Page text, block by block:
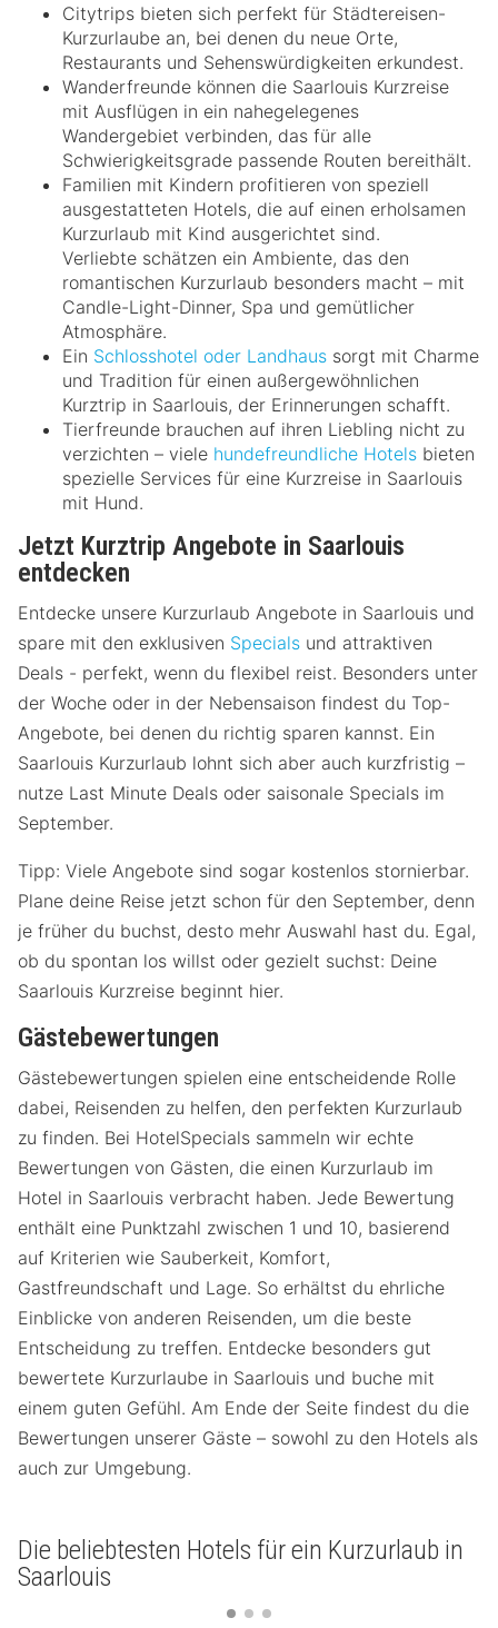
Citytrips bieten sich perfekt für Städtereisen-
Kurzurlaube an, bei denen du neue Orte,
Restaurants und Sehenswürdigkeiten erkundest.
Wanderfreunde können die Saarlouis Kurzreise
mit Ausflügen in ein nahegelegenes
Wandergebiet verbinden, das für alle
Schwierigkeitsgrade passende Routen bereithält.
Familien mit Kindern profitieren von speziell
ausgestatteten Hotels, die auf einen erholsamen
Kurzurlaub mit Kind ausgerichtet sind.
Verliebte schätzen ein Ambiente, das den
romantischen Kurzurlaub besonders macht – mit
Candle-Light-Dinner, Spa und gemütlicher
Atmosphäre.
Ein Schlosshotel oder Landhaus sorgt mit Charme
und Tradition für einen außergewöhnlichen
Kurztrip in Saarlouis, der Erinnerungen schafft.
Tierfreunde brauchen auf ihren Liebling nicht zu
verzichten – viele hundefreundliche Hotels bieten
spezielle Services für eine Kurzreise in Saarlouis
mit Hund.
Jetzt Kurztrip Angebote in Saarlouis
entdecken
Entdecke unsere Kurzurlaub Angebote in Saarlouis und
spare mit den exklusiven Specials und attraktiven
Deals - perfekt, wenn du flexibel reist. Besonders unter
der Woche oder in der Nebensaison findest du Top-
Angebote, bei denen du richtig sparen kannst. Ein
Saarlouis Kurzurlaub lohnt sich aber auch kurzfristig –
nutze Last Minute Deals oder saisonale Specials im
September.
Tipp: Viele Angebote sind sogar kostenlos stornierbar.
Plane deine Reise jetzt schon für den September, denn
je früher du buchst, desto mehr Auswahl hast du. Egal,
ob du spontan los willst oder gezielt suchst: Deine
Saarlouis Kurzreise beginnt hier.
Gästebewertungen
Gästebewertungen spielen eine entscheidende Rolle
dabei, Reisenden zu helfen, den perfekten Kurzurlaub
zu finden. Bei HotelSpecials sammeln wir echte
Bewertungen von Gästen, die einen Kurzurlaub im
Hotel in Saarlouis verbracht haben. Jede Bewertung
enthält eine Punktzahl zwischen 1 und 10, basierend
auf Kriterien wie Sauberkeit, Komfort,
Gastfreundschaft und Lage. So erhältst du ehrliche
Einblicke von anderen Reisenden, um die beste
Entscheidung zu treffen. Entdecke besonders gut
bewertete Kurzurlaube in Saarlouis und buche mit
einem guten Gefühl. Am Ende der Seite findest du die
Bewertungen unserer Gäste – sowohl zu den Hotels als
auch zur Umgebung.
Die beliebtesten Hotels für ein Kurzurlaub in
Saarlouis